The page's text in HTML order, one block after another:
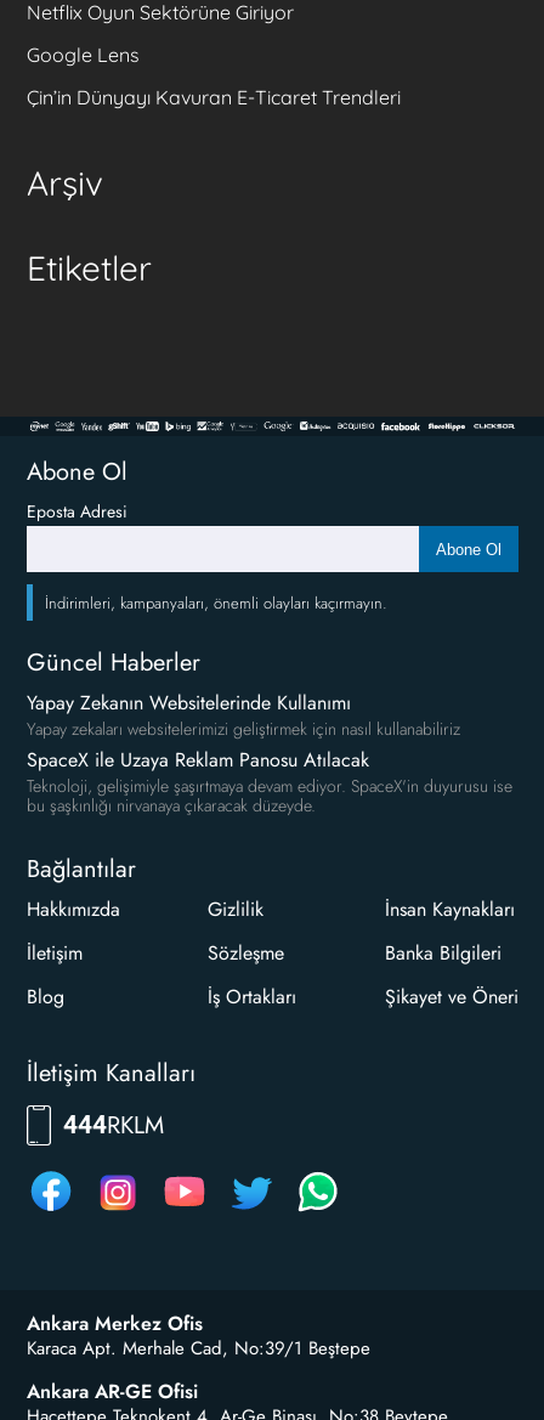
Netflix Oyun Sektörüne Giriyor
Google Lens
Çin’in Dünyayı Kavuran E-Ticaret Trendleri
Arşiv
Etiketler
Abone Ol
Eposta Adresi
Abone Ol
İndirimleri, kampanyaları, önemli olayları kaçırmayın.
Güncel Haberler
Yapay Zekanın Websitelerinde Kullanımı
Yapay zekaları websitelerimizi geliştirmek için nasıl kullanabiliriz
SpaceX ile Uzaya Reklam Panosu Atılacak
Teknoloji, gelişimiyle şaşırtmaya devam ediyor. SpaceX'in duyurusu ise
bu şaşkınlığı nirvanaya çıkaracak düzeyde.
Bağlantılar
Hakkımızda
İletişim
Blog
Gizlilik
Sözleşme
İş Ortakları
İnsan Kaynakları
Banka Bilgileri
Şikayet ve Öneri
İletişim Kanalları
444RKLM
Ankara Merkez Ofis
Karaca Apt. Merhale Cad, No:39/1 Beştepe
Ankara AR-GE Ofisi